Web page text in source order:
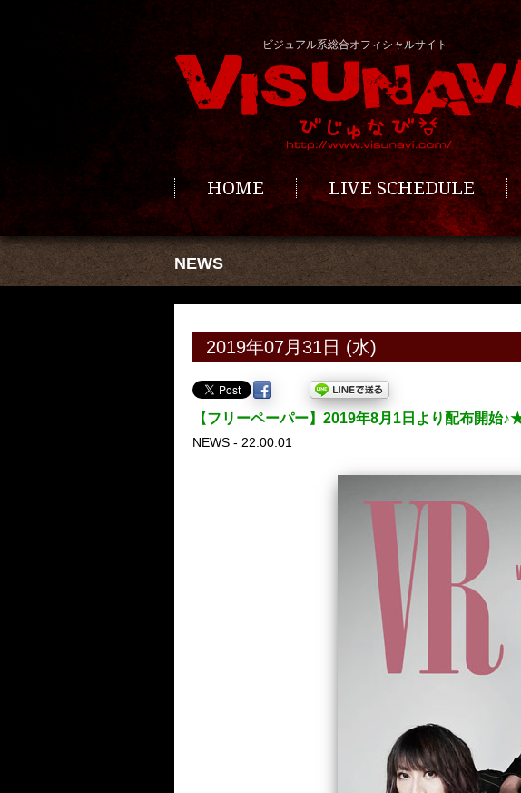
ビジュアル系総合オフィシャルサイト
HOME LIVE SCHEDULE
NEWS
2019年07月31日 (水)
【フリーペーパー】2019年8月1日より配布
NEWS - 22:00:01